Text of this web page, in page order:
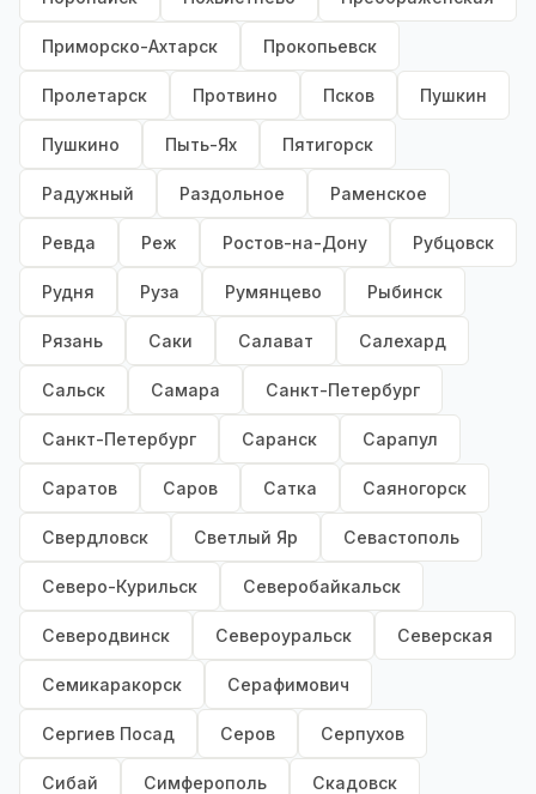
Приморско-Ахтарск Прокопьевск
Пролетарск Протвино Псков Пушкин
Пушкино Пыть-Ях Пятигорск
Радужный Раздольное Раменское
Ревда Реж Ростов-на-Дону Рубцовск
Рудня Руза Румянцево Рыбинск
Рязань Саки Салават Салехард
Сальск Самара Санкт-Петербург
Санкт-Петербург Саранск Сарапул
Саратов Саров Сатка Саяногорск
Свердловск Светлый Яр Севастополь
Северо-Курильск Северобайкальск
Северодвинск Североуральск Северская
Семикаракорск Серафимович
Сергиев Посад Серов Серпухов
Сибай Симферополь Скадовск